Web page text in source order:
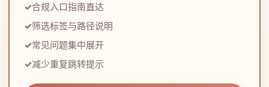
合规入口指南直达
筛选标签与路径说明
常见问题集中展开
减少重复跳转提示